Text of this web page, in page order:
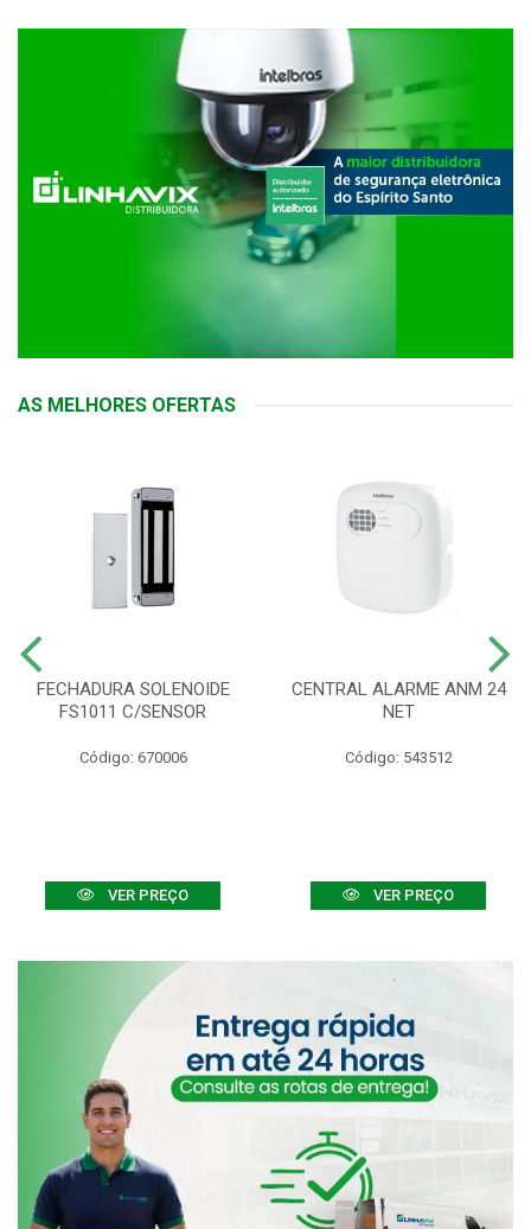
AS MELHORES OFERTAS
FECHADURA SOLENOIDE
FS1011 C/SENSOR
Código: 670006
VER PREÇO
CENTRAL ALARME ANM 24
NET
Código: 543512
VER PREÇO